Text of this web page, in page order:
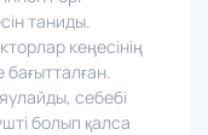
гөрі
таниды.
кеңесінің
бағытталған.
себебі